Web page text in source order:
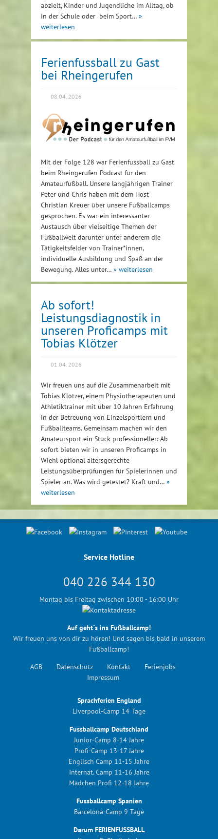
abzielt, Kinder und Jugendliche im Alltag, ob
in der Schule oder beim Sport… »
weiterlesen
Ferienfussball zu Gast
bei Rheingerufen
08.04. 2026
Mit der Folge 128 war Ferienfussball zu Gast
beim Rheingerufen-Podcast für den
Amateurfußball. Unsere langjährigen Trainer
Peter und Chris haben mit dem Host
Christian Kreuer über unsere Fußballcamps
gesprochen. Es war ein interessanter
Austausch über vielseitige Themen der
Fußballwelt darunter unter anderem die
Tätigkeitsfelder von Trainer*innen,
individuelle Ausbildung und Spaß an der
Bewegung. Alles unter… » weiterlesen
Ab sofort!
Leistungsdiagnostik in
unseren Proficamps mit
Tobias Klötzer
01.04. 2026
Wir freuen uns auf die Zusammenarbeit mit
Tobias Klötzer, einem Physiotherapeuten und
Athletiktrainer mit über 10 Jahren Erfahrung
in der Betreuung von Einzelsportlern und
Fußballteams. Gemeinsam machen wir den
Amateursport ein Stück professioneller: Ab
sofort bieten wir in unseren Proficamps in
Wiehl optional altersgerechte
Leistungsüberprüfungen für Spielerinnen und
Spieler an. Was wird getestet? Kraft und… »
weiterlesen
Service Hotline
040 226 344 130
Montag bis Freitag zwischen 10:00 - 16:00 Uhr
Auf geht´s ins Fußballcamp!
Wir freuen uns von dir zu hören! Und sagen bis bald in unserem
Fußballcamp!
AGB
Datenschutz Kontakt
Ferienjobs
Impressum
Sprachferien England
Liverpool-Camp 14 Tage
Fussballcamp Deutschland
Junior-Camp 8-14 Jahre
Profi-Camp 13-17 Jahre
Englisch Camp 11-15 Jahre
Internat. Camp 11-16 Jahre
Mädchen Profi 12-18 Jahre
Fussballcamp Spanien
Barcelona-Camp 9 Tage
Darum FERIENFUSSBALL